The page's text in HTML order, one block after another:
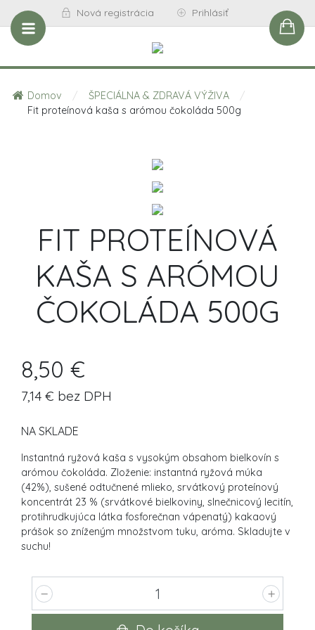
Nová registrácia Prihlásiť
Domov / ŠPECIÁLNA & ZDRAVÁ VÝŽIVA
/
Fit proteínová kaša s arómou čokoláda 500g
FIT PROTEÍNOVÁ
KAŠA S ARÓMOU
ČOKOLÁDA 500G
8,50 €
7,14 € bez DPH
NA SKLADE
Instantná ryžová kaša s vysokým obsahom bielkovín s
arómou čokoláda. Zloženie: instantná ryžová múka
(42%), sušené odtučnené mlieko, srvátkový proteínový
koncentrát 23 % (srvátkové bielkoviny, slnečnicový lecitín,
protihrudkujúca látka fosforečnan vápenatý) kakaový
prášok so zníženým množstvom tuku, aróma. Skladujte v
suchu!